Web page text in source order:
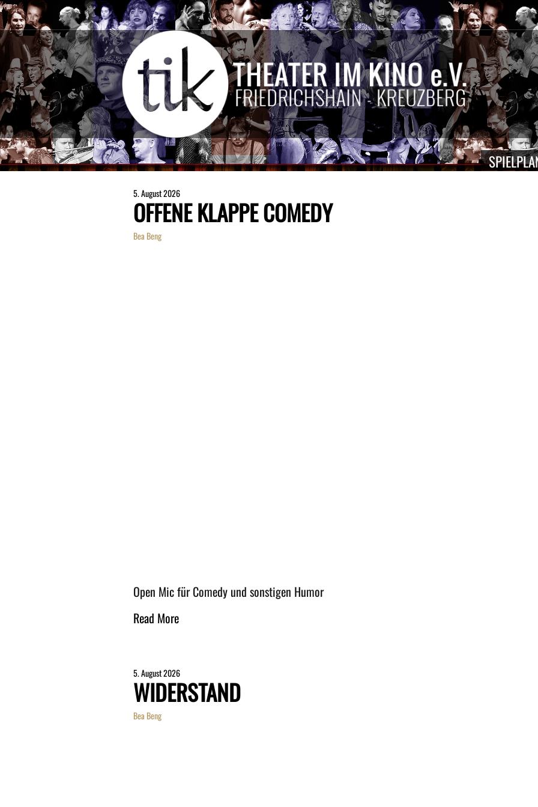
5. August 2026
OFFENE KLAPPE COMEDY
Bea Beng
Open Mic für Comedy und sonstigen Humor
Read More
5. August 2026
WIDERSTAND
Bea Beng